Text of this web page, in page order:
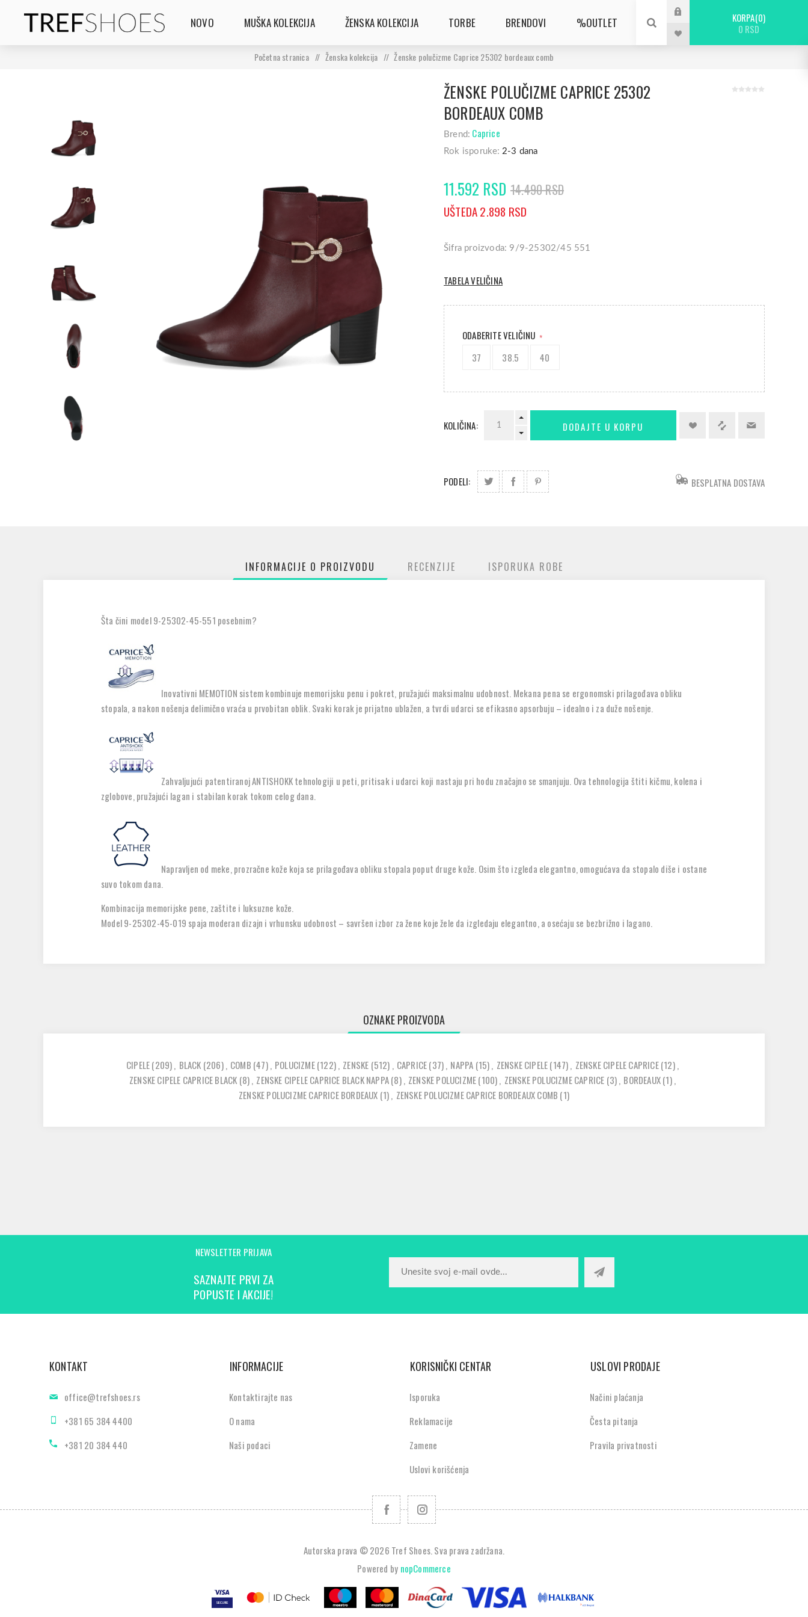
NOVO MUŠKA KOLEKCIJA ŽENSKA KOLEKCIJA TORBE BRENDOVI %OUTLET KORPA 0
0 RSD
Početna stranica / Ženska kolekcija / Ženske polučizme Caprice 25302 bordeaux comb
ŽENSKE POLUČIZME CAPRICE 25302
BORDEAUX COMB
Brend: Caprice
Rok isporuke: 2-3 dana
11.592 RSD 14.490 RSD
UŠTEDA 2.898 RSD
Šifra proizvoda: 9/9-25302/45 551
TABELA VELIČINA
ODABERITE VELIČINU *
37 38.5 40
KOLIČINA:
PODELI: BESPLATNA DOSTAVA
INFORMACIJE O PROIZVODU RECENZIJE ISPORUKA ROBE
Šta čini model9-25302-45-551 posebnim?
Inovativni MEMOTION sistem kombinuje memorijsku penu i pokret, pružajući maksimalnu udobnost. Mekana pena se ergonomski prilagođava obliku
stopala, a nakon nošenja delimično vraća u prvobitan oblik. Svaki korak je prijatno ublažen, a tvrdi udarci se efikasno apsorbuju – idealno i za duže nošenje.
Zahvaljujući patentiranojANTISHOKK tehnologiji u peti, pritisak i udarci koji nastaju pri hodu značajno se smanjuju. Ova tehnologija štiti kičmu, kolena i
zglobove, pružajući lagan i stabilan korak tokom celog dana.
Napravljen od meke, prozračne kože koja se prilagođava obliku stopala poput druge kože. Osim što izgleda elegantno, omogućava da stopalo diše i ostane
suvo tokom dana.
Kombinacija memorijske pene, zaštite i luksuzne kože.
Model 9-25302-45-019 spaja moderan dizajn i vrhunsku udobnost – savršen izbor za žene koje žele da izgledaju elegantno, a osećaju se bezbrižno i lagano.
OZNAKE PROIZVODA
CIPELE(209), BLACK (206), COMB (47), POLUCIZME(122), ZENSKE (512) , CAPRICE(37), NAPPA (15), ZENSKE CIPELE(147), ZENSKE CIPELE CAPRICE(12),
ZENSKE CIPELE CAPRICE BLACK (8), ZENSKE CIPELE CAPRICE BLACK NAPPA(8), ZENSKE POLUCIZME(100), ZENSKE POLUCIZME CAPRICE (3), BORDEAUX(1),
ZENSKE POLUCIZME CAPRICE BORDEAUX (1), ZENSKE POLUCIZME CAPRICE BORDEAUX COMB (1)
NEWSLETTER PRIJAVA
SAZNAJTE PRVI ZA
POPUSTE I AKCIJE!
KONTAKT
office@trefshoes.rs
+381 65 384 4400
+381 20 384 440
INFORMACIJE
Kontaktirajte nas
O nama
Naši podaci
KORISNIČKI CENTAR
Isporuka
Reklamacije
Zamene
Uslovi korišćenja
USLOVI PRODAJE
Načini plaćanja
Česta pitanja
Pravila privatnosti
Autorska prava © 2026 Tref Shoes. Sva prava zadržana.
Powered by nopCommerce